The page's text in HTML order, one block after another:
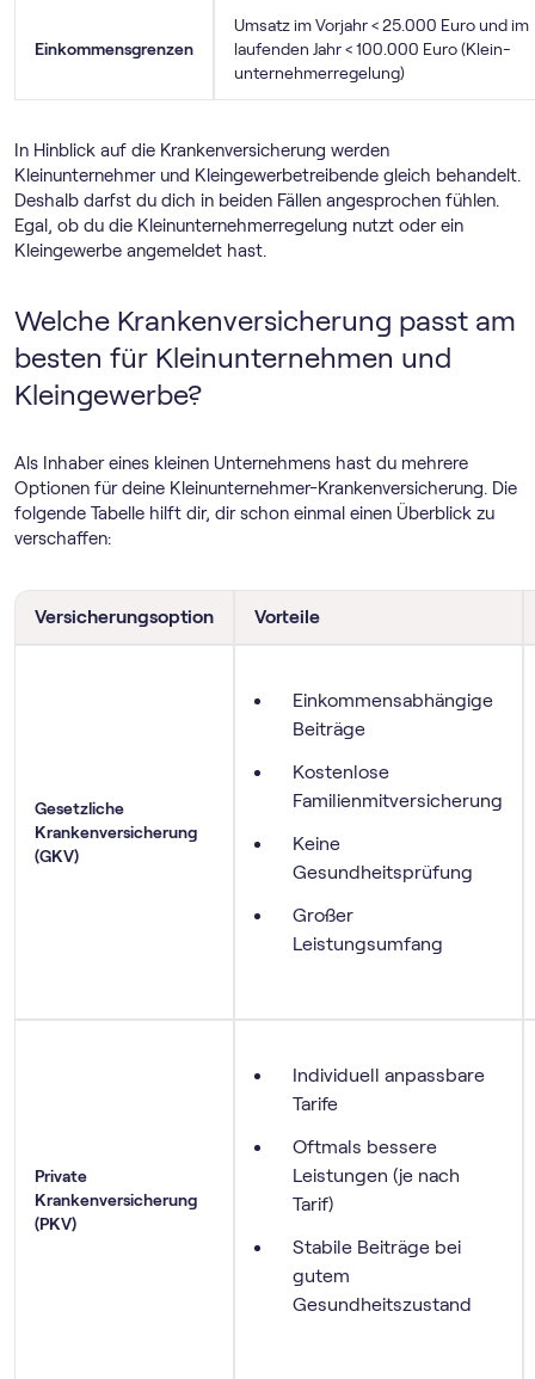
Einkommensgrenzen
Umsatz im Vorjahr < 25.000 Euro und im
laufenden Jahr < 100.000 Euro (Klein­
unternehmer­regelung)
In Hinblick auf die Krankenversicherung werden
Kleinunternehmer und Kleingewerbetreibende gleich behandelt.
Deshalb darfst du dich in beiden Fällen angesprochen fühlen.
Egal, ob du die Klein­unternehmer­regelung nutzt oder ein
Kleingewerbe angemeldet hast.
Welche Krankenversicherung passt am
besten für Kleinunternehmen und
Kleingewerbe?
Als Inhaber eines kleinen Unternehmens hast du mehrere
Optionen für deine Kleinunternehmer-Krankenversicherung. Die
folgende Tabelle hilft dir, dir schon einmal einen Überblick zu
verschaffen:
Versicherungsoption Vorteile
Gesetzliche
Krankenversicherung
(GKV)
Einkommensabhängige
Beiträge
Kostenlose
Familienmitversicherung
Keine
Gesundheitsprüfung
Großer
Leistungsumfang
Private
Krankenversicherung
(PKV)
Individuell anpassbare
Tarife
Oftmals bessere
Leistungen (je nach
Tarif)
Stabile Beiträge bei
gutem
Gesundheitszustand